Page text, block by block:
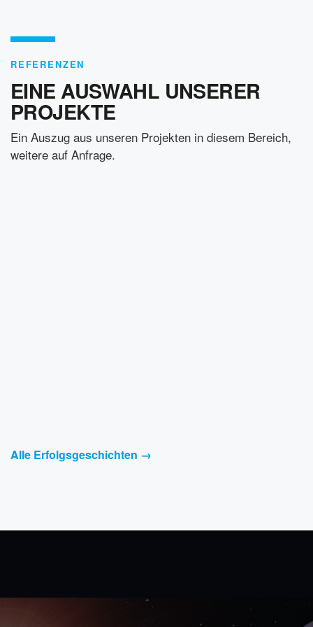
REFERENZEN
EINE AUSWAHL UNSERER
PROJEKTE
Ein Auszug aus unseren Projekten in diesem Bereich,
weitere auf Anfrage.
Alle Erfolgsgeschichten →